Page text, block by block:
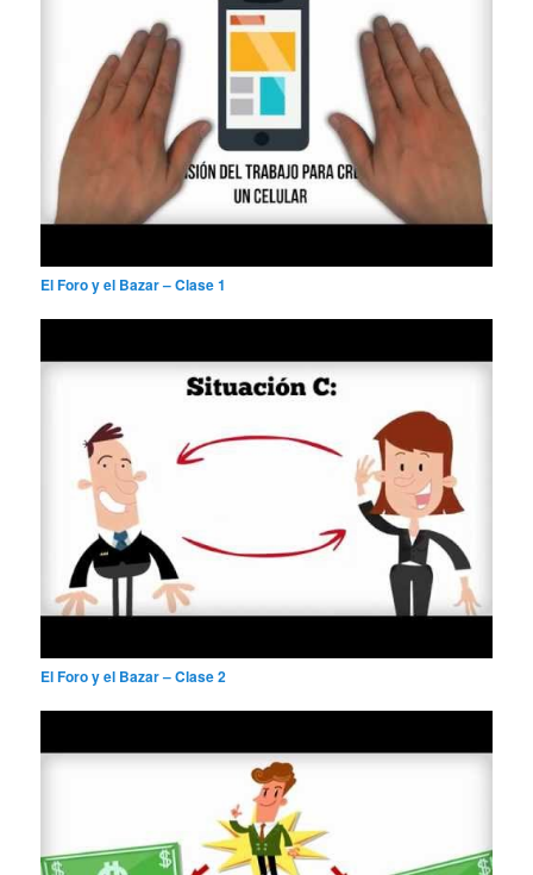
El Foro y el Bazar – Clase 1
El Foro y el Bazar – Clase 2